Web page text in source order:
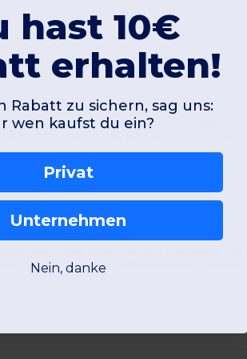
und ein professionelles Erscheinungsbild
und Koch-Sets, die nicht nur vor Schmutz
Diese Materialien sind pflegeleicht
Metallschnallen zur Größenanpassung, sodass
hast 10€
erhalten!
Rabatt zu sichern, sag uns:
wen kaufst du ein?
Privat
Unternehmen
Nein, danke